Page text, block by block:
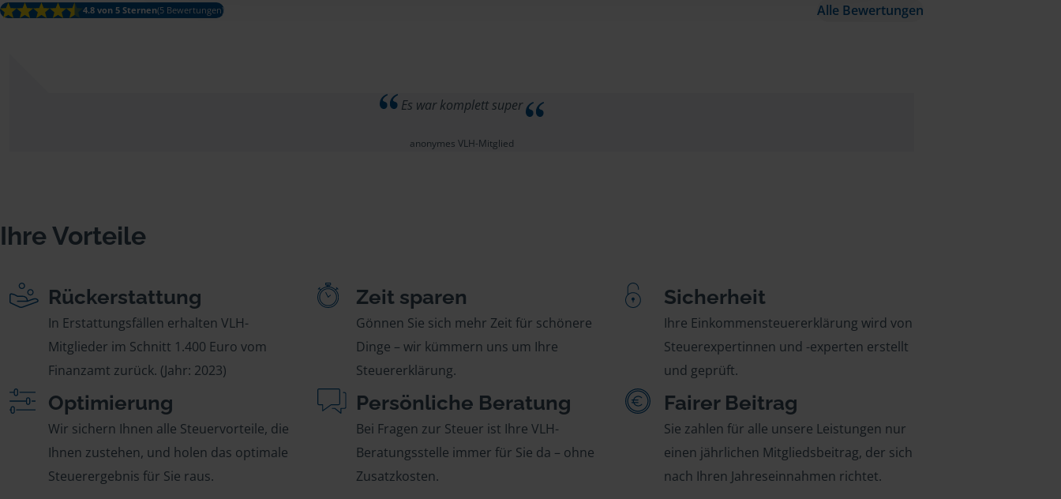
4.8 von 5 Sternen(5 Bewertungen) Alle Bewertungen
Es war komplett super
anonymes VLH-Mitglied
Ihre Vorteile
Rückerstattung
In Erstattungsfällen erhalten VLH-
Mitglieder im Schnitt 1.400 Euro vom
Finanzamt zurück. (Jahr: 2023)
Zeit sparen
Gönnen Sie sich mehr Zeit für schönere
Dinge – wir kümmern uns um Ihre
Steuererklärung.
Sicherheit
Ihre Einkommensteuererklärung wird von
Steuerexpertinnen und -experten erstellt
und geprüft.
Optimierung
Wir sichern Ihnen alle Steuervorteile, die
Ihnen zustehen, und holen das optimale
Steuerergebnis für Sie raus.
Persönliche Beratung
Bei Fragen zur Steuer ist Ihre VLH-
Beratungsstelle immer für Sie da – ohne
Zusatzkosten.
Fairer Beitrag
Sie zahlen für alle unsere Leistungen nur
einen jährlichen Mitgliedsbeitrag, der sich
nach Ihren Jahreseinnahmen richtet.